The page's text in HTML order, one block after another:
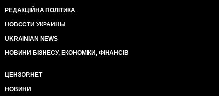
РЕДАКЦІЙНА ПОЛІТИКА
НОВОСТИ УКРАИНЫ
UKRAINIAN NEWS
НОВИНИ БІЗНЕСУ, ЕКОНОМІКИ, ФІНАНСІВ
ЦЕНЗОР.НЕТ
НОВИНИ